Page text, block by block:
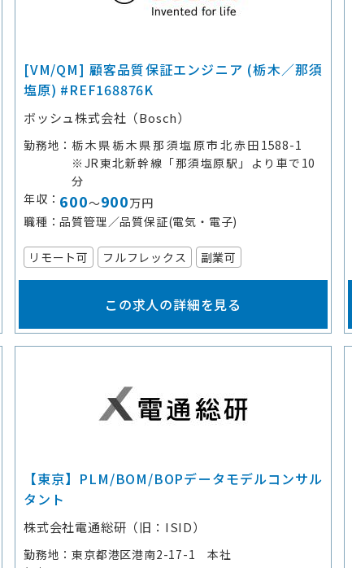
[VM/QM] 顧客品質保証エンジニア (栃木／那須
塩原) #REF168876K
ボッシュ株式会社（Bosch）
勤務地
栃木県栃木県那須塩原市北赤田1588-1
※JR東北新幹線「那須塩原駅」より車で10
分
年収
600～900万円
職種
品質管理／品質保証(電気・電子)
リモート可 フルフレックス 副業可
この求人の詳細を見る
【東京】PLM/BOM/BOPデータモデルコンサル
タント
株式会社電通総研（旧：ISID）
勤務地
東京都港区港南2-17-1 本社